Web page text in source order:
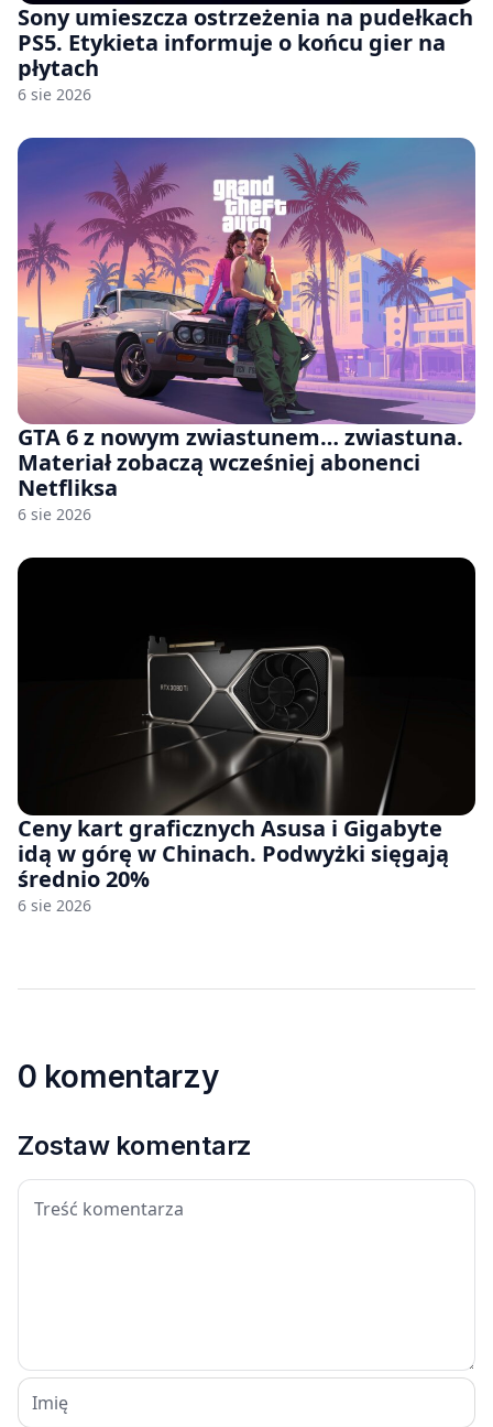
Sony umieszcza ostrzeżenia na pudełkach
PS5. Etykieta informuje o końcu gier na
płytach
6 sie 2026
GTA 6 z nowym zwiastunem… zwiastuna.
Materiał zobaczą wcześniej abonenci
Netfliksa
6 sie 2026
Ceny kart graficznych Asusa i Gigabyte
idą w górę w Chinach. Podwyżki sięgają
średnio 20%
6 sie 2026
0 komentarzy
Zostaw komentarz